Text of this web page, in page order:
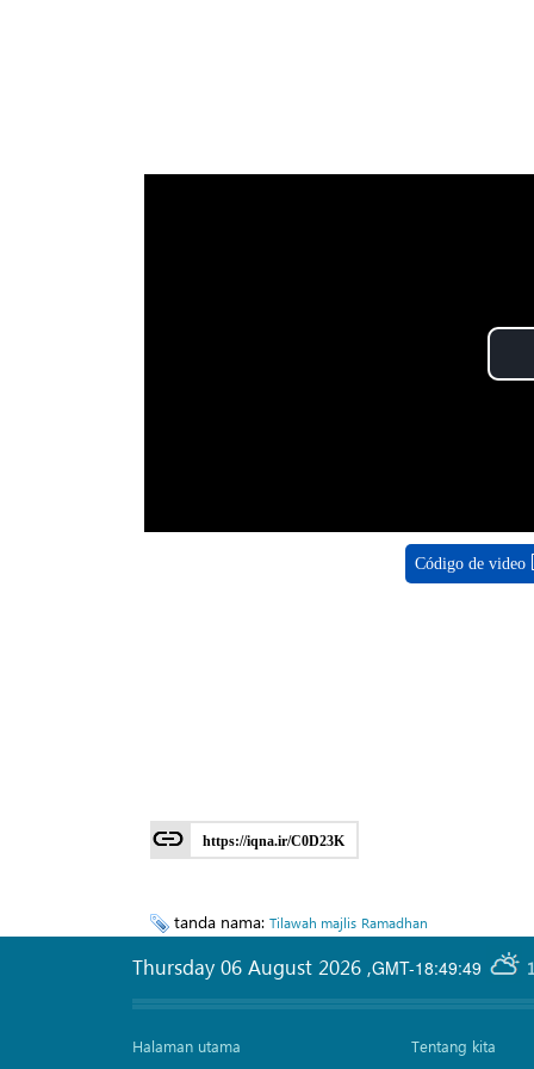
Código de video
https://iqna.ir/C0D23K
tanda nama: Tilawah majlis Ramadhan
GMT-18:49:49
Thursday 06 August 2026 ,
Halaman utama Tentang kita